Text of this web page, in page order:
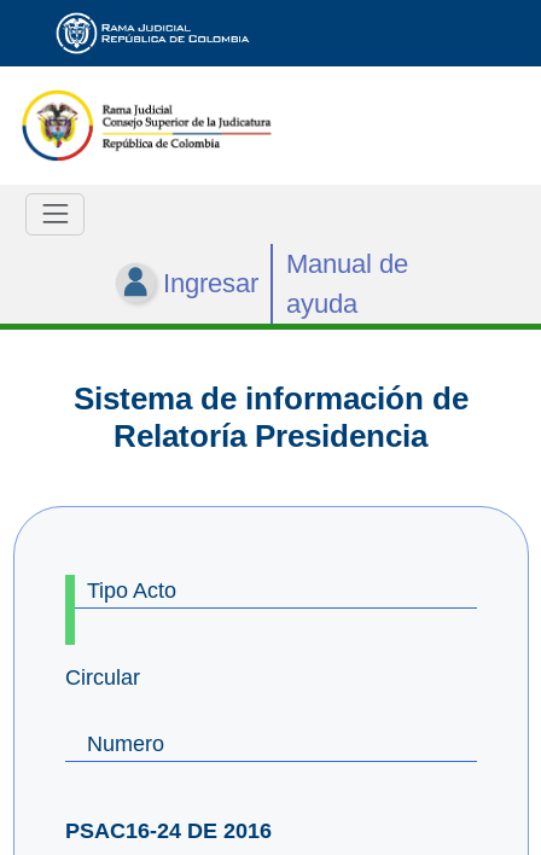
Ingresar
Manual de
ayuda
Sistema de información de
Relatoría Presidencia
Tipo Acto
Circular
Numero
PSAC16-24 DE 2016